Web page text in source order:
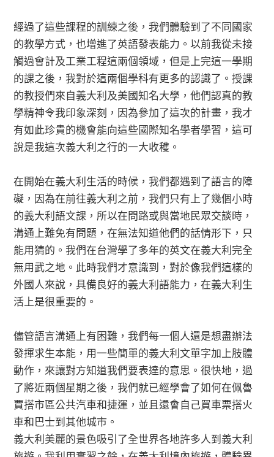
經過了這些課程的訓練之後，我們體驗到了不同國家
的教學方式，也增進了英語發表能力。以前我從未接
觸過會計及工業工程這兩個領域，但是上完這一學期
的課之後，我對於這兩個學科有更多的認識了。授課
的教授們來自義大利及美國知名大學，他們認真的教
學精神令我印象深刻，因為參加了這次的計畫，我才
有如此珍貴的機會能向這些國際知名學者學習，這可
說是我這次義大利之行的一大收穫。
在開始在義大利生活的時候，我們都遇到了語言的障
礙，因為在前往義大利之前，我們只有上了幾個小時
的義大利語文課，所以在問路或與當地民眾交談時，
溝通上難免有問題，在無法知道他們的話情形下，只
能用猜的。我們在台灣學了多年的英文在義大利完全
無用武之地。此時我們才意識到，對於像我們這樣的
外國人來說，具備良好的義大利語能力，在義大利生
活上是很重要的。
儘管語言溝通上有困難，我們每一個人還是想盡辦法
發揮求生本能，用一些簡單的義大利文單字加上肢體
動作，來讓對方知道我們要表達的意思。很快地，過
了將近兩個星期之後，我們就已經學會了如何在佩魯
賈搭市區公共汽車和捷運，並且還會自己買車票搭火
車和巴士到其他城市。
義大利美麗的景色吸引了全世界各地許多人到義大利